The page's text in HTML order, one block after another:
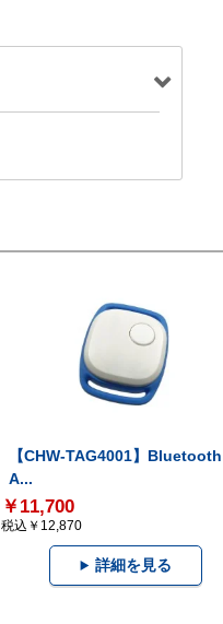
【CHW-TAG4001】Bluetooth
A...
￥11,700
税込￥12,870
詳細を見る